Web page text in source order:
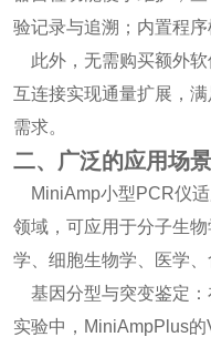
验记录与追溯；内置程序
此外，无需购买额外软
互连接实现通量扩展，
需求。
二、广泛的应用场
MiniAmp小型PCR仪适
领域，可应用于分子生
学、细胞生物学、医学、
基因分型与突变鉴定：
实验中，MiniAmpPlus